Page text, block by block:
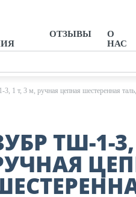
ОТЗЫВЫ
О
НАС
1 т, 3 м, ручная цепная шестеренная
ТШ-1-